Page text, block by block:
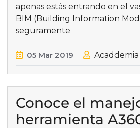
apenas estás entrando en el
BIM (Building Information
seguramente
05 Mar 2019 Acaddemia
Conoce el
herramienta